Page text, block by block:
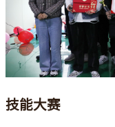
技能大赛